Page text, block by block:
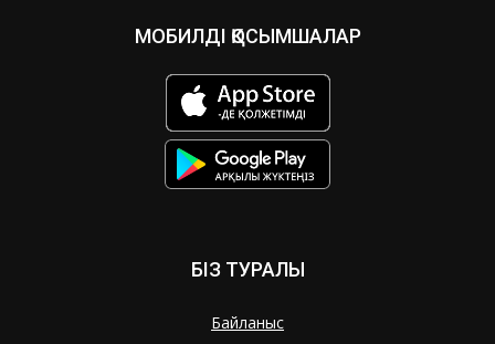
МОБИЛДІ ҚОСЫМШАЛАР
БІЗ ТУРАЛЫ
Байланыс